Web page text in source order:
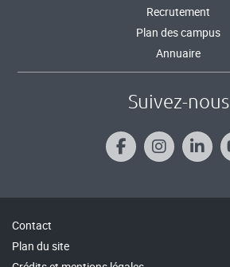
Recrutement
Plan des campus
Annuaire
Suivez-nous
Contact
Plan du site